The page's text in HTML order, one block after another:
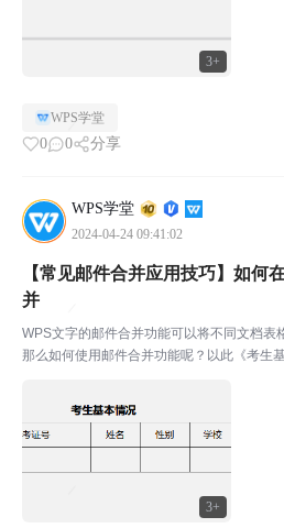
3+
WPS学堂
0 0 分享
WPS学堂
2024-04-24 09:41:02
3+
【常见邮件合并应用技巧】如何
并
WPS文字的邮件合并功能可以将不同文档表
那么如何使用邮件合并功能呢？以此《考生